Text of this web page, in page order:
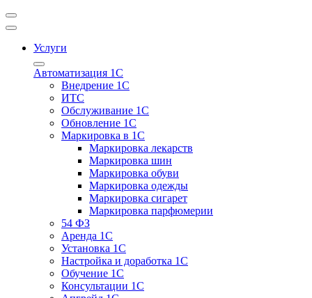
Услуги
Автоматизация 1С
Внедрение 1С
ИТС
Обслуживание 1С
Обновление 1С
Маркировка в 1С
Маркировка лекарств
Маркировка шин
Маркировка обуви
Маркировка одежды
Маркировка сигарет
Маркировка парфюмерии
54 ФЗ
Аренда 1С
Установка 1С
Настройка и доработка 1С
Обучение 1С
Консультации 1С